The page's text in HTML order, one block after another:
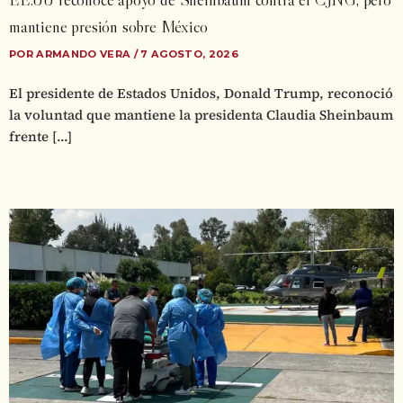
mantiene presión sobre México
POR ARMANDO VERA / 7 AGOSTO, 2026
El presidente de Estados Unidos, Donald Trump, reconoció
la voluntad que mantiene la presidenta Claudia Sheinbaum
frente […]